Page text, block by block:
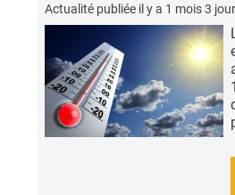
Actualité publiée il y a 1 mois 3